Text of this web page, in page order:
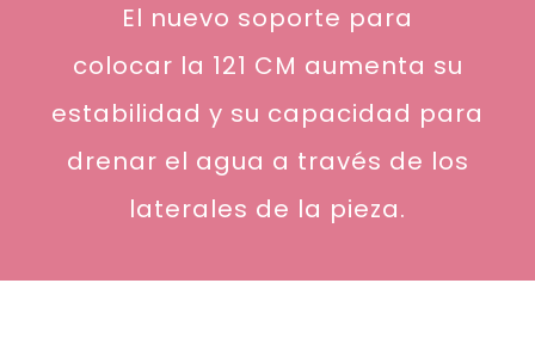
El nuevo soporte para
colocar la 121 CM aumenta su
estabilidad y su capacidad para
drenar el agua a través de los
laterales de la pieza.